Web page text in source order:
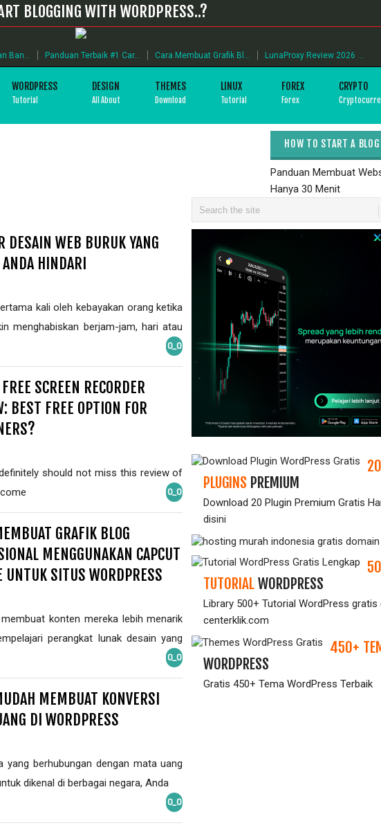
BLOGGING WITH WORDPRESS..?
Ban... Panduan Terbaik #1 Car... Cara Membuat Grafik Bl... LunaProxy Review 2026 ...
WORDPRESS
Tutorial
DESIGN
All About
THEMES
Download
LINUX
Tutorial
FOREX
Forex
CRYPTO
HOW TO START A
Panduan Membuat
Hanya 30 Menit
DESAIN WEB BURUK YANG
HINDARI
kali oleh kebayakan orang ketika
menghabiskan berjam-jam, hari atau
0_0
FREE SCREEN RECORDER
BEST FREE OPTION FOR
should not miss this review of
0_0
GRAFIK BLOG
MENGGUNAKAN CAPCUT
UNTUK SITUS WORDPRESS
konten mereka lebih menarik
perangkat lunak desain yang
0_0
MEMBUAT KONVERSI
DI WORDPRESS
berhubungan dengan mata uang
dikenal di berbagai negara, Anda
0_0
20
PLUGINS PREMIUM
Download 20 Plugin Premium Gratis
disini
TUTORIALWORDPRESS
Library 500+ Tutorial WordPress gratis
centerklik.com
450+
WORDPRESS
Gratis 450+ Tema WordPress Terbaik